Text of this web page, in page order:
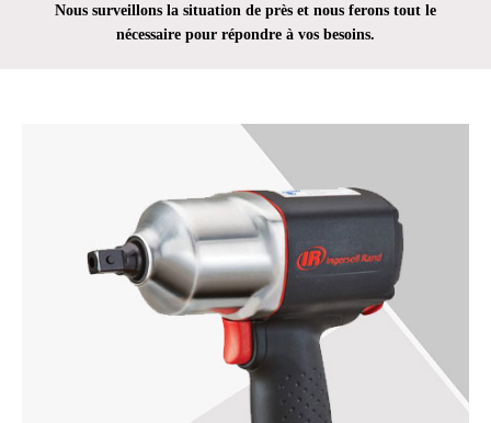
Nous surveillons la situation de près et nous ferons tout le
nécessaire pour répondre à vos besoins.